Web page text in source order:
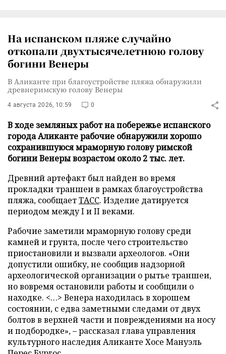
На испанском пляже случайно
откопали двухтысячелетнюю голову
богини Венеры
В Аликанте при благоустройстве пляжа обнаружили
древнеримскую голову Венеры
4 августа 2026, 10:59 0
В ходе земляных работ на побережье испанского
города Аликанте рабочие обнаружили хорошо
сохранившуюся мраморную голову римской
богини Венеры возрастом около 2 тыс. лет.
Древний артефакт был найден во время
прокладки траншеи в рамках благоустройства
пляжа, сообщаетТАСС. Изделие датируется
периодом между I и II веками.
Рабочие заметили мраморную голову среди
камней и грунта, после чего строительство
приостановили и вызвали археологов. «Они
допустили ошибку, не сообщив надзорной
археологической организации о рытье траншеи,
но вовремя остановили работы и сообщили о
находке. <…> Венера находилась в хорошем
состоянии, с едва заметными следами от двух
болтов в верхней части и повреждениями на носу
и подбородке», – рассказал глава управления
культурного наследия Аликанте Хосе Мануэль